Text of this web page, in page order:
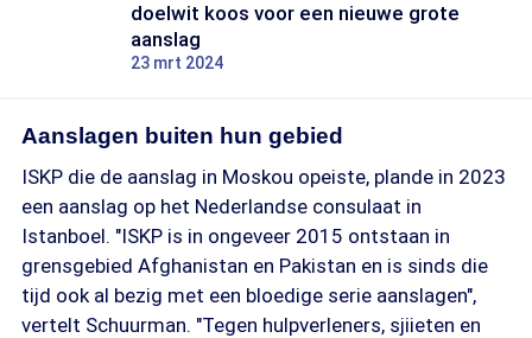
doelwit koos voor een nieuwe grote
aanslag
23 mrt 2024
Aanslagen buiten hun gebied
ISKP die de aanslag in Moskou opeiste, plande in 2023
een aanslag op het Nederlandse consulaat in
Istanboel. "ISKP is in ongeveer 2015 ontstaan in
grensgebied Afghanistan en Pakistan en is sinds die
tijd ook al bezig met een bloedige serie aanslagen",
vertelt Schuurman. "Tegen hulpverleners, sjiieten en